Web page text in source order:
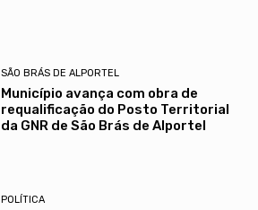
SÃO BRÁS DE ALPORTEL
Município avança com obra de
requalificação do Posto Territorial
da GNR de São Brás de Alportel
POLÍTICA